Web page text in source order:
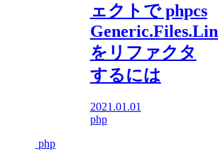
ェクトで phpcs
をリファクタ
するには
2021.01.01
php
php